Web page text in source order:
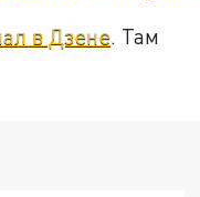
в Дзене. Там